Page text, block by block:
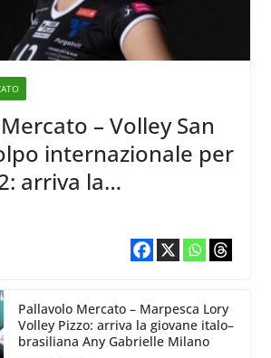
– Volley San
internazionale per
arriva la
lettone Kristine
Pallavolo Mercato – Marpesca Lory
Volley Pizzo: arriva la giovane italo–
brasiliana Any Gabrielle Milano